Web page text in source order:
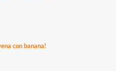
con banana!